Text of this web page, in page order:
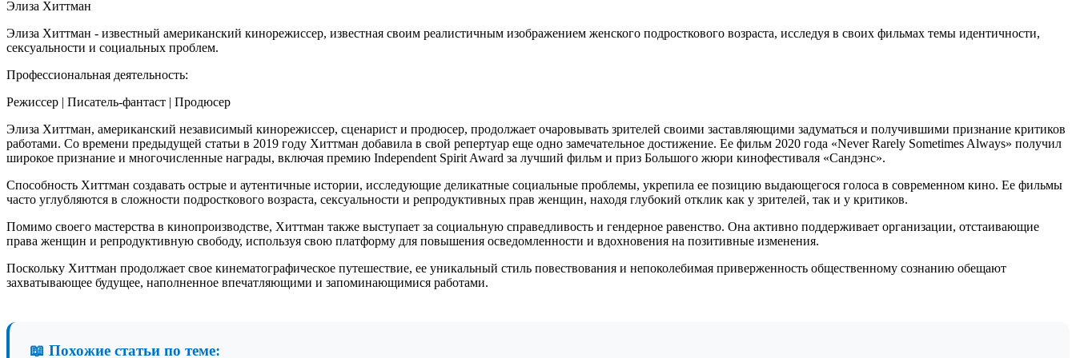
Элиза Хиттман
Элиза Хиттман - известный американский кинорежиссер, известная своим реалистичным изображением женского подросткового возраста, исследуя в своих фильмах темы идентичности,
сексуальности и социальных проблем.
Профессиональная деятельность:
Режиссер | Писатель-фантаст | Продюсер
Элиза Хиттман, американский независимый кинорежиссер, сценарист и продюсер, продолжает очаровывать зрителей своими заставляющими задуматься и получившими признание критиков
работами. Со времени предыдущей статьи в 2019 году Хиттман добавила в свой репертуар еще одно замечательное достижение. Ее фильм 2020 года «Never Rarely Sometimes Always» получил
широкое признание и многочисленные награды, включая премию Independent Spirit Award за лучший фильм и приз Большого жюри кинофестиваля «Сандэнс».
Способность Хиттман создавать острые и аутентичные истории, исследующие деликатные социальные проблемы, укрепила ее позицию выдающегося голоса в современном кино. Ее фильмы
часто углубляются в сложности подросткового возраста, сексуальности и репродуктивных прав женщин, находя глубокий отклик как у зрителей, так и у критиков.
Помимо своего мастерства в кинопроизводстве, Хиттман также выступает за социальную справедливость и гендерное равенство. Она активно поддерживает организации, отстаивающие
права женщин и репродуктивную свободу, используя свою платформу для повышения осведомленности и вдохновения на позитивные изменения.
Поскольку Хиттман продолжает свое кинематографическое путешествие, ее уникальный стиль повествования и непоколебимая приверженность общественному сознанию обещают
захватывающее будущее, наполненное впечатляющими и запоминающимися работами.
📖 Похожие статьи по теме: